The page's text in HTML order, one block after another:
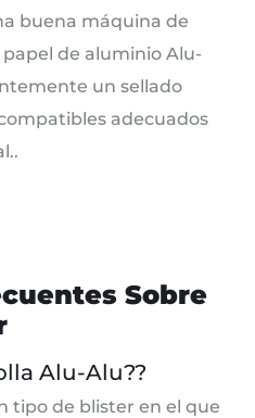
buena máquina de
de aluminio Alu-
un sellado
adecuados
Sobre
Alu-Alu??
tipo de blister en el que